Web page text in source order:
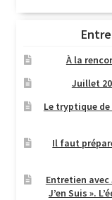
À la
Juillet
Le tryptique
Il faut
Entretien
J’en Suis ».